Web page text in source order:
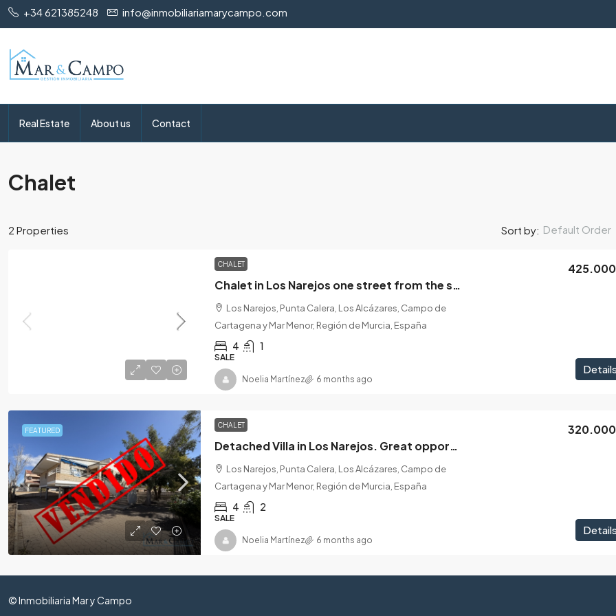
+34 621385248 info@inmobiliariamarycampo.com
Real Estate About us Contact
Chalet
2 Properties Sort by: Default Order
CHALET
Chalet in Los Narejos one street from the sea
Los Narejos, Punta Calera, Los Alcázares, Campo de
Cartagena y Mar Menor, Región de Murcia, España
4 1
SALE
Details
Noelia Martínez 6 months ago
FEATURED
CHALET
Detached Villa in Los Narejos. Great opportunity!
Los Narejos, Punta Calera, Los Alcázares, Campo de
Cartagena y Mar Menor, Región de Murcia, España
4 2
SALE
Details
Noelia Martínez 6 months ago
© Inmobiliaria Mar y Campo